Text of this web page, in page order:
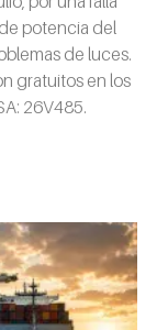
potencia del
de luces.
gratuitos en los
26V485.